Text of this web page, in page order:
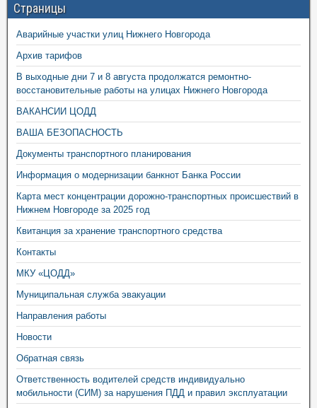
Страницы
Аварийные участки улиц Нижнего Новгорода
Архив тарифов
В выходные дни 7 и 8 августа продолжатся ремонтно-
восстановительные работы на улицах Нижнего Новгорода
ВАКАНСИИ ЦОДД
ВАША БЕЗОПАСНОСТЬ
Документы транспортного планирования
Информация о модернизации банкнот Банка России
Карта мест концентрации дорожно-транспортных происшествий в
Нижнем Новгороде за 2025 год
Квитанция за хранение транспортного средства
Контакты
МКУ «ЦОДД»
Муниципальная служба эвакуации
Направления работы
Новости
Обратная связь
Ответственность водителей средств индивидуально
мобильности (СИМ) за нарушения ПДД и правил эксплуатации